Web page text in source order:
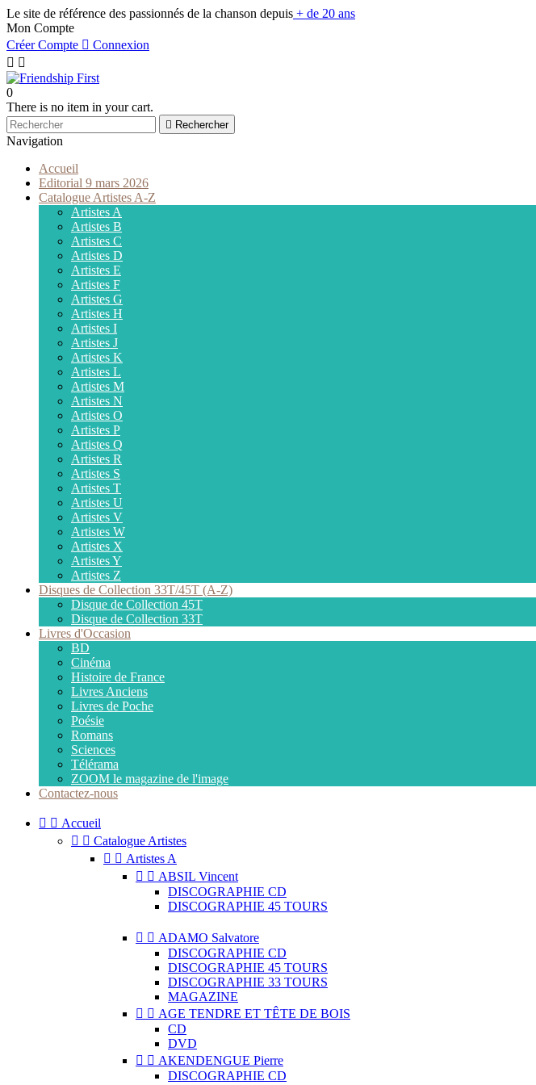
Le site de référence des passionnés de la chanson depuis + de 20 ans
Mon Compte
Créer Compte  Connexion
 
0
There is no item in your cart.
 Rechercher
Navigation
Accueil
Editorial 9 mars 2026
Catalogue Artistes A-Z
Artistes A
Artistes B
Artistes C
Artistes D
Artistes E
Artistes F
Artistes G
Artistes H
Artistes I
Artistes J
Artistes K
Artistes L
Artistes M
Artistes N
Artistes O
Artistes P
Artistes Q
Artistes R
Artistes S
Artistes T
Artistes U
Artistes V
Artistes W
Artistes X
Artistes Y
Artistes Z
Disques de Collection 33T/45T (A-Z)
Disque de Collection 45T
Disque de Collection 33T
Livres d'Occasion
BD
Cinéma
Histoire de France
Livres Anciens
Livres de Poche
Poésie
Romans
Sciences
Télérama
ZOOM le magazine de l'image
Contactez-nous
  Accueil
  Catalogue Artistes
  Artistes A
  ABSIL Vincent
DISCOGRAPHIE CD
DISCOGRAPHIE 45 TOURS
  ADAMO Salvatore
DISCOGRAPHIE CD
DISCOGRAPHIE 45 TOURS
DISCOGRAPHIE 33 TOURS
MAGAZINE
  AGE TENDRE ET TÊTE DE BOIS
CD
DVD
  AKENDENGUE Pierre
DISCOGRAPHIE CD